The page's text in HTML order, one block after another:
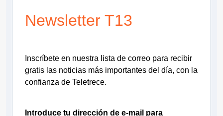
Newsletter T13
Inscríbete en nuestra lista de correo para recibir
gratis las noticias más importantes del día, con la
confianza de Teletrece.
Introduce tu dirección de e-mail para